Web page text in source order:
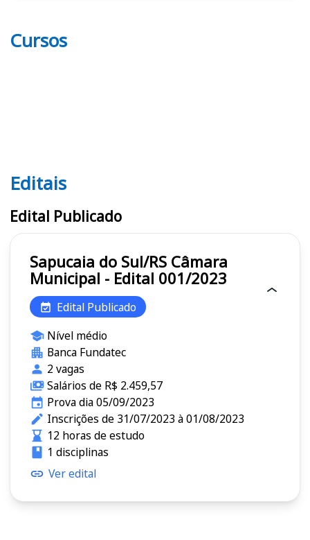
Cursos
Editais
Editais
Edital Publicado
Sapucaia do Sul/RS Câmara
Municipal - Edital 001/2023
Edital Publicado
Nível médio
Banca Fundatec
2 vagas
Salários de R$ 2.459,57
Prova dia 05/09/2023
Inscrições de 31/07/2023 à 01/08/2023
12 horas de estudo
1 disciplinas
Ver edital